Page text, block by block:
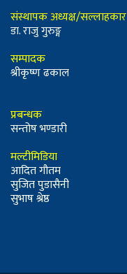
संस्थापक अध्यक्ष/सल्लाहकार
डा. राजु गुरुङ्ग
सम्पादक
श्रीकृष्ण ढकाल
प्रबन्धक
सन्तोष भण्डारी
मल्टीमिडिया
आदित गौतम
सुजित पुडासैनी
सुभाष श्रेष्ठ